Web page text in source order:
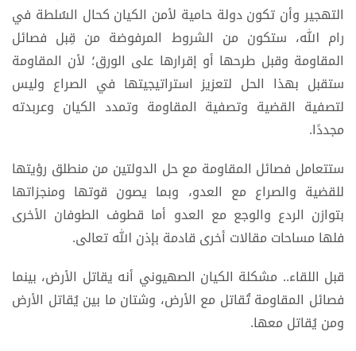
التهجير وأن تكون دولة حامية لأمن الكيان كحال السُلطة في
رام الله، ستكون من الشروط المرفوضة من قِبل فصائل
المقاومة وقبل طرحها أو إقرارها على الورق؛ لأن المقاومة
ستقبل بهذا الحل لتعزيز استراتيجيتها في الصراع وليس
لتصفية القضية وتصفية المقاومة وتمدد الكيان وعربدته
مجددًا.
ستتعامل فصائل المقاومة مع حل الدولتين من منطلق رؤيتها
للقضية والصراع مع العدو، وبما يصون قوتها ومنجزاتها
بتوازن الردع والوجع مع العدو أما قطوف الطوفان الأخرى
فلها مساحات مقالات أخرى قادمة بإذن الله تعالى.
قبل اللقاء.. مشكلة الكيان الصهيوني أنه يقاتل الأرض، بينما
فصائل المقاومة تُقاتل مع الأرض، وشتان ما بين يُقاتل الأرض
ومن يُقاتل معها.